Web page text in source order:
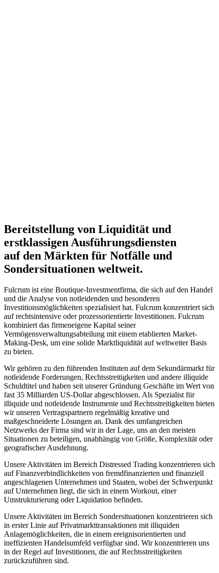
Bereitstellung von Liquidität und
erstklassigen Ausführungsdiensten
auf den Märkten für Notfälle und
Sondersituationen weltweit.
Fulcrum ist eine Boutique-Investmentfirma, die sich auf den Handel
und die Analyse von notleidenden und besonderen
Investitionsmöglichkeiten spezialisiert hat. Fulcrum konzentriert sich
auf rechtsintensive oder prozessorientierte Investitionen. Fulcrum
kombiniert das firmeneigene Kapital seiner
Vermögensverwaltungsabteilung mit einem etablierten Market-
Making-Desk, um eine solide Marktliquidität auf weltweiter Basis
zu bieten.
Wir gehören zu den führenden Instituten auf dem Sekundärmarkt für
notleidende Forderungen, Rechtsstreitigkeiten und andere illiquide
Schuldtitel und haben seit unserer Gründung Geschäfte im Wert von
fast 35 Milliarden US-Dollar abgeschlossen. Als Spezialist für
illiquide und notleidende Instrumente und Rechtsstreitigkeiten bieten
wir unseren Vertragspartnern regelmäßig kreative und
maßgeschneiderte Lösungen an. Dank des umfangreichen
Netzwerks der Firma sind wir in der Lage, uns an den meisten
Situationen zu beteiligen, unabhängig von Größe, Komplexität oder
geografischer Ausdehnung.
Unsere Aktivitäten im Bereich Distressed Trading konzentrieren sich
auf Finanzverbindlichkeiten von fremdfinanzierten und finanziell
angeschlagenen Unternehmen und Staaten, wobei der Schwerpunkt
auf Unternehmen liegt, die sich in einem Workout, einer
Umstrukturierung oder Liquidation befinden.
Unsere Aktivitäten im Bereich Sondersituationen konzentrieren sich
in erster Linie auf Privatmarkttransaktionen mit illiquiden
Anlagemöglichkeiten, die in einem ereignisorientierten und
ineffizienten Handelsumfeld verfügbar sind. Wir konzentrieren uns
in der Regel auf Investitionen, die auf Rechtsstreitigkeiten
zurückzuführen sind.